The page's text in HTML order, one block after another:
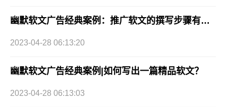
幽默软文广告经典案例：推广软文的撰写步骤有哪些?
2023-04-28 06:13:20
幽默软文广告经典案例|如何写出一篇精品软文？
2023-04-28 06:13:03